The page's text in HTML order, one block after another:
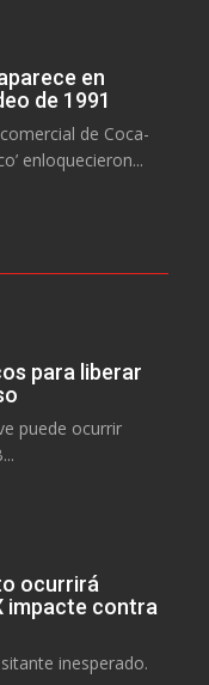
en
de 1991
de Coca-
enloquecieron...
para liberar
puede ocurrir
ocurrirá
impacte contra
inesperado.